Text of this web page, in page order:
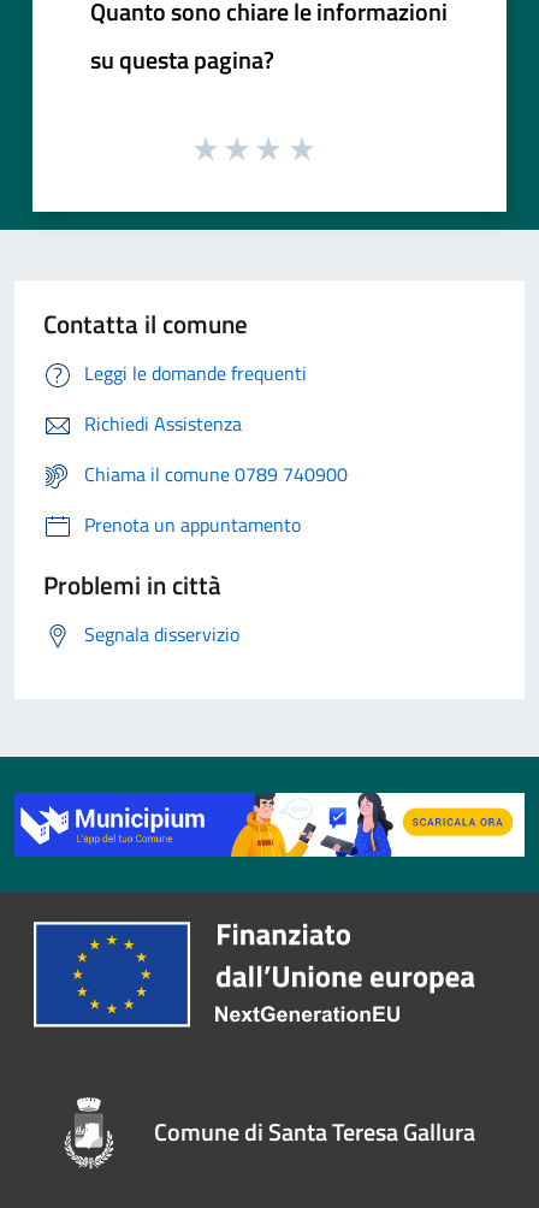
Quanto sono chiare le informazioni
su questa pagina?
Contatta il comune
Leggi le domande frequenti
Richiedi Assistenza
Chiama il comune 0789 740900
Prenota un appuntamento
Problemi in città
Segnala disservizio
Comune di Santa Teresa Gallura